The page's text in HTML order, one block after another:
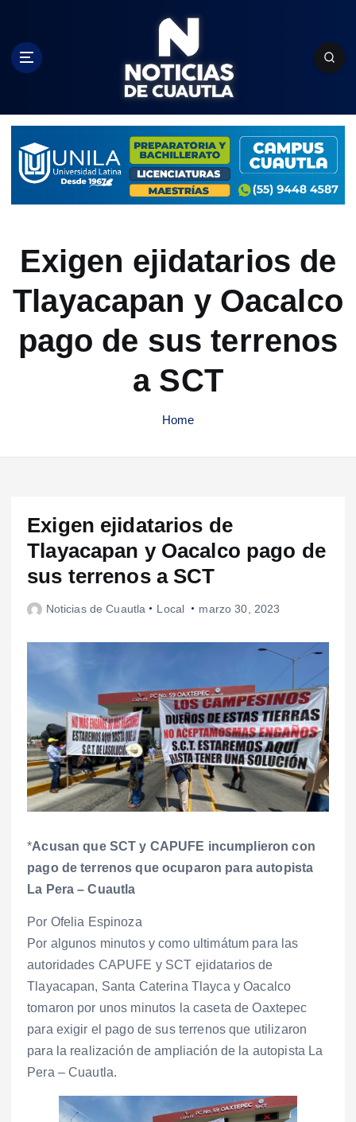
c
Exigen ejidatarios de
Tlayacapan y Oacalco
pago de sus terrenos
a SCT
Home
Exigen ejidatarios de
Tlayacapan y Oacalco pago de
sus terrenos a SCT
Noticias de Cuautla Local marzo 30, 2023
*Acusan que SCT y CAPUFE incumplieron con
pago de terrenos que ocuparon para autopista
La Pera – Cuautla
Por Ofelia Espinoza
Por algunos minutos y como ultimátum para las
autoridades CAPUFE y SCT ejidatarios de
Tlayacapan, Santa Caterina Tlayca y Oacalco
tomaron por unos minutos la caseta de Oaxtepec
para exigir el pago de sus terrenos que utilizaron
para la realización de ampliación de la autopista La
Pera – Cuautla.